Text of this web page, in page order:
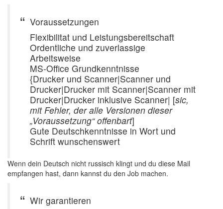
Voraussetzungen
Flexibilitat und Leistungsbereitschaft
Ordentliche und zuverlassige
Arbeitsweise
MS-Office Grundkenntnisse
{Drucker und Scanner|Scanner und
Drucker|Drucker mit Scanner|Scanner mit
Drucker|Drucker inklusive Scanner| [sic,
mit Fehler, der alle Versionen dieser
„Voraussetzung“ offenbart]
Gute Deutschkenntnisse in Wort und
Schrift wunschenswert
Wenn dein Deutsch nicht russisch klingt und du diese Mail
empfangen hast, dann kannst du den Job machen.
Wir garantieren